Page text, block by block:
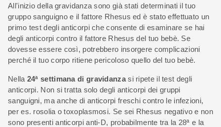
All'inizio della gravidanza sono già stati determinati il tuo
gruppo sanguigno e il fattore Rhesus ed è stato effettuato un
primo test degli anticorpi che consente di esaminare se hai
degli anticorpi contro il fattore Rhesus del tuo bebè. Se
dovesse essere così, potrebbero insorgere complicazioni
perché il tuo corpo ritiene pericoloso quello del tuo bebè.
Nella 24ª settimana di gravidanzasi ripete il test degli
anticorpi. Non si tratta solo degli anticorpi dei gruppi
sanguigni, ma anche di anticorpi freschi contro le infezioni,
per es. rosolia o toxoplasmosi. Se sei Rhesus negativo e non
sono presenti anticorpi anti-D, probabilmente tra la 28ª e la